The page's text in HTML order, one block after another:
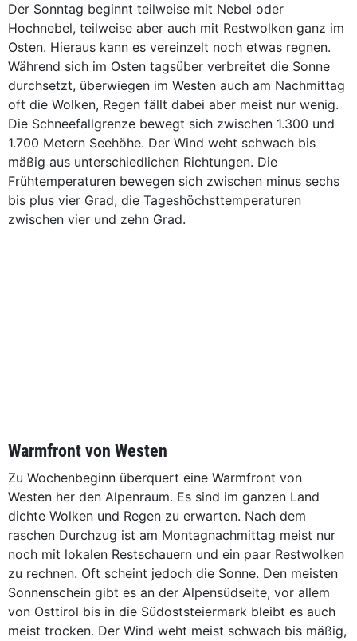
Der Sonntag beginnt teilweise mit Nebel oder
Hochnebel, teilweise aber auch mit Restwolken ganz im
Osten. Hieraus kann es vereinzelt noch etwas regnen.
Während sich im Osten tagsüber verbreitet die Sonne
durchsetzt, überwiegen im Westen auch am Nachmittag
oft die Wolken, Regen fällt dabei aber meist nur wenig.
Die Schneefallgrenze bewegt sich zwischen 1.300 und
1.700 Metern Seehöhe. Der Wind weht schwach bis
mäßig aus unterschiedlichen Richtungen. Die
Frühtemperaturen bewegen sich zwischen minus sechs
bis plus vier Grad, die Tageshöchsttemperaturen
zwischen vier und zehn Grad.
Warmfront von Westen
Zu Wochenbeginn überquert eine Warmfront von
Westen her den Alpenraum. Es sind im ganzen Land
dichte Wolken und Regen zu erwarten. Nach dem
raschen Durchzug ist am Montagnachmittag meist nur
noch mit lokalen Restschauern und ein paar Restwolken
zu rechnen. Oft scheint jedoch die Sonne. Den meisten
Sonnenschein gibt es an der Alpensüdseite, vor allem
von Osttirol bis in die Südoststeiermark bleibt es auch
meist trocken. Der Wind weht meist schwach bis mäßig,